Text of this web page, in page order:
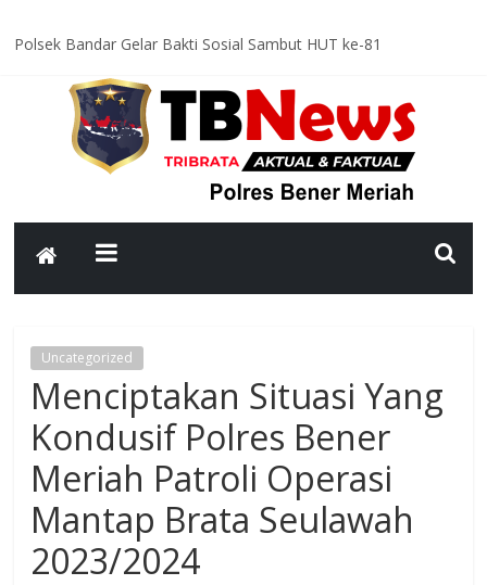
Polsek Bandar Gelar Bakti Sosial Sambut HUT ke-81
Satlantas Polres Bener Meriah Intensifkan Patroli Malam, Cegah
Balap Liar dan Tekan Angka Kecelakaan
Asah Kemampuan Personel, Polres Bener Meriah Gelar Latihan
Dalmas Tingkatkan Kesiapsiagaan Hadapi Gangguan Kamtibmas
Patroli Malam Polsek Wih Pesam Intensifkan Antisipasi
Ajak Warga Tingkatkan Kewaspadaan dan Jaga Kamtibmas
Uncategorized
Menciptakan Situasi Yang
Kondusif Polres Bener
Meriah Patroli Operasi
Mantap Brata Seulawah
2023/2024